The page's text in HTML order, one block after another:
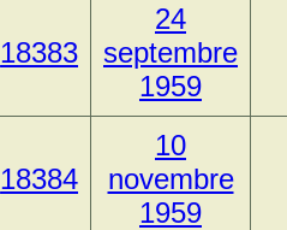
18383
24
septembre
1959
18384
10
novembre
1959